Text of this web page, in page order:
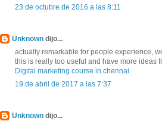
23 de octubre de 2016 a las 8:11
Unknown dijo...
actually remarkable for people experience,
this is really too useful and have more ideas
Digital marketing course in chennai
19 de abril de 2017 a las 7:37
Unknown dijo...